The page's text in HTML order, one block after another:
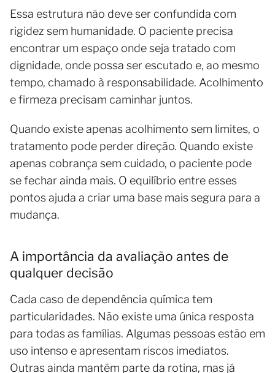
Essa estrutura não deve ser confundida com
rigidez sem humanidade. O paciente precisa
encontrar um espaço onde seja tratado com
dignidade, onde possa ser escutado e, ao mesmo
tempo, chamado à responsabilidade. Acolhimento
e firmeza precisam caminhar juntos.
Quando existe apenas acolhimento sem limites, o
tratamento pode perder direção. Quando existe
apenas cobrança sem cuidado, o paciente pode
se fechar ainda mais. O equilíbrio entre esses
pontos ajuda a criar uma base mais segura para a
mudança.
A importância da avaliação antes de
qualquer decisão
Cada caso de dependência química tem
particularidades. Não existe uma única resposta
para todas as famílias. Algumas pessoas estão em
uso intenso e apresentam riscos imediatos.
Outras ainda mantêm parte da rotina, mas já